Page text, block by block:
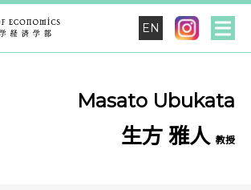
EN
Masato Ubukata
生方 雅人 教授